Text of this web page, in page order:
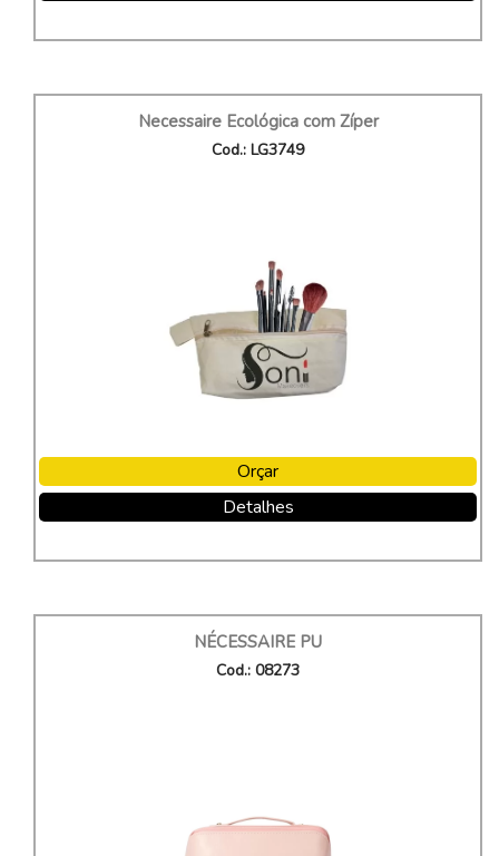
Necessaire Ecológica com Zíper
Cod.: LG3749
Orçar
Detalhes
NÉCESSAIRE PU
Cod.: 08273